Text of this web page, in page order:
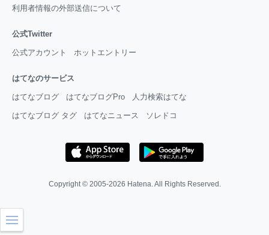
利用者情報の外部送信について
公式Twitter
公式アカウント ホットエントリー
はてなのサービス
はてなブログ はてなブログPro 人力検索はてな
はてなブログ タグ はてなニュース ソレドコ
Copyright © 2005-2026 Hatena. All Rights Reserved.